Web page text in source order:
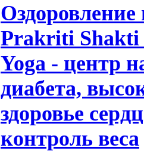
Prakriti Shakti
Yoga - центр
диабета,
здоровье
контроль веса